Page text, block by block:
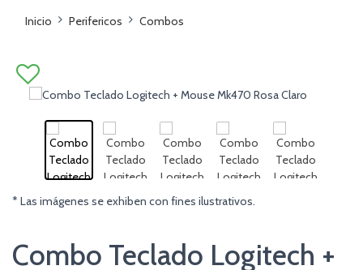
Inicio Perifericos Combos
* Las imágenes se exhiben con fines ilustrativos.
Combo Teclado Logitech +